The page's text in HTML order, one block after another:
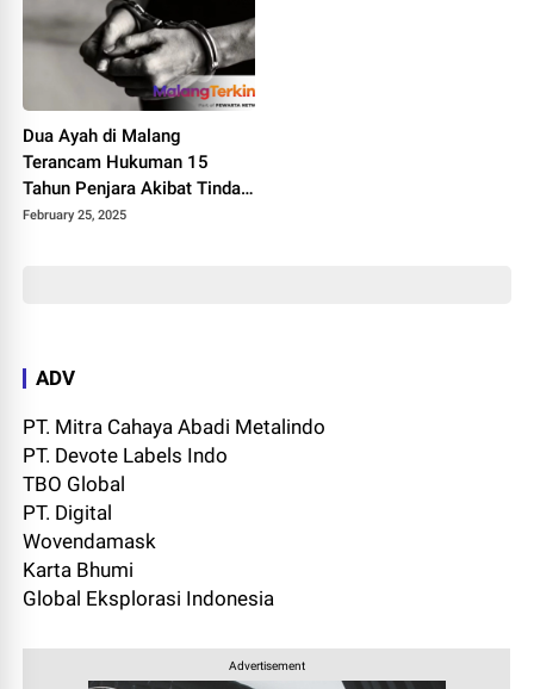
Dua Ayah di Malang
Terancam Hukuman 15
Tahun Penjara Akibat Tindak
Asusila Terhadap Anak
February 25, 2025
ADV
PT. Mitra Cahaya Abadi Metalindo
PT. Devote Labels Indo
TBO Global
PT. Digital
Wovendamask
Karta Bhumi
Global Eksplorasi Indonesia
Advertisement